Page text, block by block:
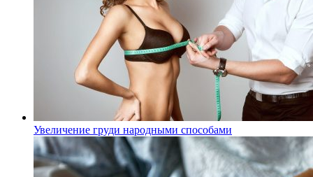
Увеличение груди народными способами